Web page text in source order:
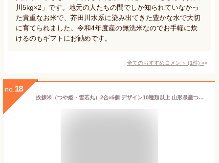
川5kg×2」です。地元の人たちの間でしか知られていなかっ
た貴重なお米で、芥田川水系に染み出てきた豊かな水で大切
に育てられました。令和4年度産の無洗米なのでお手軽に炊
けるのもギフトにお勧めです。
全てのおすすめコメント (1件) >
no. 18
挨拶米（つや姫・雪若丸）2合×6個 デザイン10種類以上 山形県産つや姫 雪若丸 引っ越し 挨拶 ギフト 御礼 粗品 参加賞 景品 ノベルティ メッセージ 白米 無洗米 【送料無料】